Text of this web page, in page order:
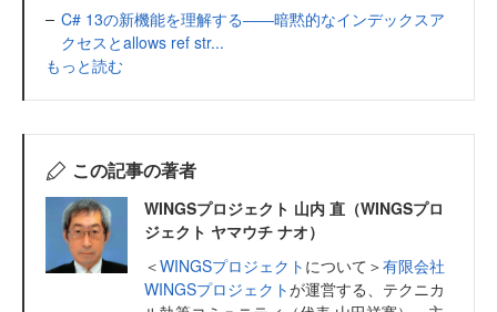
C# 13の新機能を理解する――暗黙的なインデックスア
クセスとallows ref str...
もっと読む
この記事の著者
WINGSプロジェクト 山内 直（WINGSプロ
ジェクト ヤマウチ ナオ）
＜WINGSプロジェクト について＞有限会社
WINGSプロジェクトが運営する、テクニカ